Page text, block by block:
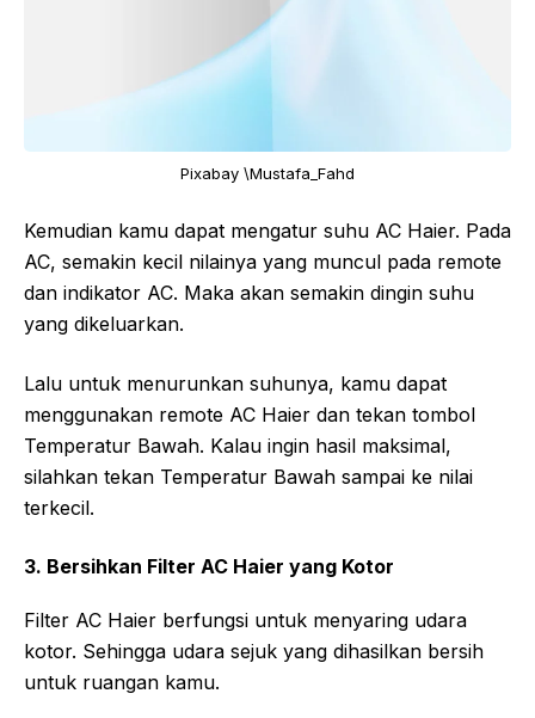
Pixabay \Mustafa_Fahd
Kemudian kamu dapat mengatur suhu AC Haier. Pada
AC, semakin kecil nilainya yang muncul pada remote
dan indikator AC. Maka akan semakin dingin suhu
yang dikeluarkan.
Lalu untuk menurunkan suhunya, kamu dapat
menggunakan remote AC Haier dan tekan tombol
Temperatur Bawah. Kalau ingin hasil maksimal,
silahkan tekan Temperatur Bawah sampai ke nilai
terkecil.
3. Bersihkan Filter AC Haier yang Kotor
Filter AC Haier berfungsi untuk menyaring udara
kotor. Sehingga udara sejuk yang dihasilkan bersih
untuk ruangan kamu.